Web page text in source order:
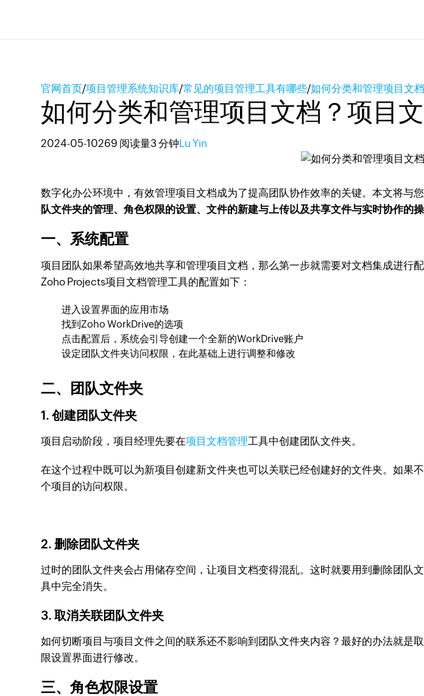
官网首页/项目管理系统知识库/常见的项目管理工具有哪些/如何分类和管理项目文
如何分类和管理项目文档？项目
2024-05-10269 阅读量3 分钟 Lu Yin
数字化办公环境中，有效管理项目文档成为了提高团队协作效率的关键。本文将与
队文件夹的管理、角色权限的设置、文件的新建与上传以及共享文件与实时协作的操
一、系统配置
项目团队如果希望高效地共享和管理项目文档，那么第一步就需要对文档集成进
Zoho Projects项目文档管理工具的配置如下：
进入设置界面的应用市场
找到Zoho WorkDrive的选项
点击配置后，系统会引导创建一个全新的WorkDrive账户
设定团队文件夹访问权限，在此基础上进行调整和修改
二、团队文件夹
1. 创建团队文件夹
项目启动阶段，项目经理先要在项目文档管理工具中创建团队文件夹。
在这个过程中既可以为新项目创建新文件夹也可以关联已经创建好的文件夹。如
个项目的访问权限。
2. 删除团队文件夹
过时的团队文件夹会占用储存空间，让项目文档变得混乱。这时就要用到删除团
具中完全消失。
3. 取消关联团队文件夹
如何切断项目与项目文件之间的联系还不影响到团队文件夹内容？最好的办法就是
限设置界面进行修改。
三、角色权限设置